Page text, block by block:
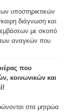
υποστηρικτικών
διάγνωση και
με σκοπό
αναγκών που
που
κοινωνικών και
στα μητρώα